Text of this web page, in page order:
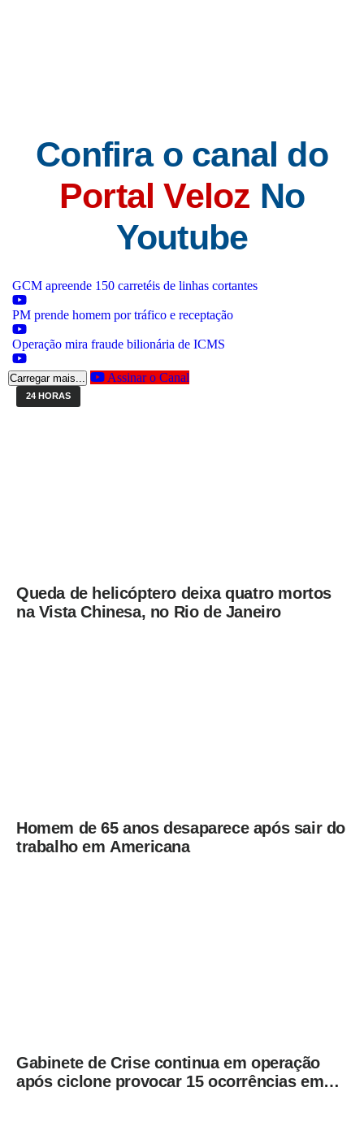
Confira o canal do
Portal Veloz No
Youtube
GCM apreende 150 carretéis de linhas cortantes
PM prende homem por tráfico e receptação
Operação mira fraude bilionária de ICMS
Carregar mais... Assinar o Canal
24 HORAS
Queda de helicóptero deixa quatro mortos
na Vista Chinesa, no Rio de Janeiro
Homem de 65 anos desaparece após sair do
trabalho em Americana
Gabinete de Crise continua em operação
após ciclone provocar 15 ocorrências em